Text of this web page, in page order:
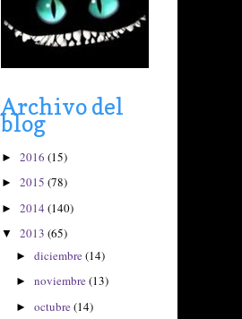
Archivo del
blog
► 2016 (15)
► 2015 (78)
► 2014 (140)
▼ 2013 (65)
► diciembre(14)
► noviembre(13)
► octubre(14)